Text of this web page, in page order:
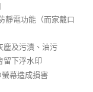
靜電功能（而家戴口
塵及污漬、油污
留下浮水印
幕造成損害